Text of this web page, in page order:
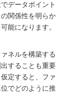
データポイント
関係性を明らか
能になります。
ネルを構築する
することも重要
定すると、ファ
でどのように推